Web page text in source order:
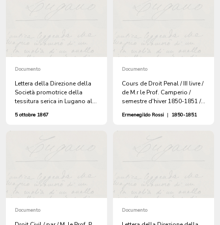
Documento
Lettera della Direzione della
Società promotrice della
tessitura serica in Lugano alla
accompagna il resoconto
31 dicembre 1866
5 ottobre 1867
Documento
Cours de Droit Penal / III livre /
de M.r le Prof. Camperio /
semestre d'hiver 1850-1851 /
Droit / 2.eme annee
Ermenegildo Rossi | 1850-1851
Documento Documento